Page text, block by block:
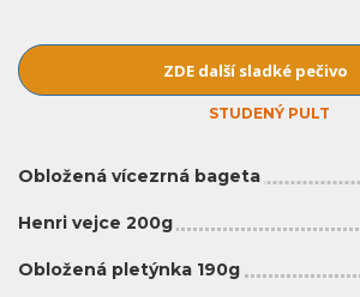
ZDE další sladké pečivo
STUDENÝ PULT
Obložená vícezrná bageta
Henri vejce 200g
Obložená pletýnka 190g